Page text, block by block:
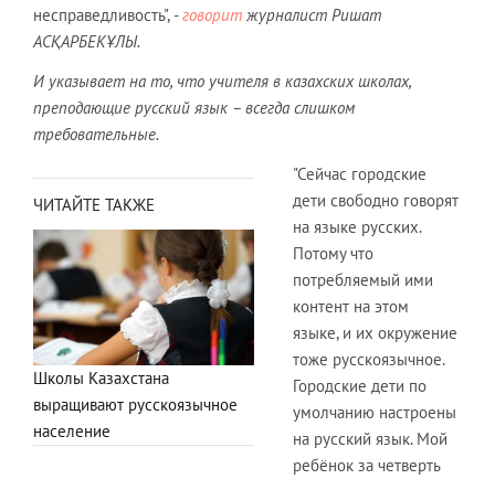
несправедливость", -говорит журналист Ришат
АСҚАРБЕКҰЛЫ.
И указывает на то, что учителя в казахских школах,
преподающие русский язык – всегда слишком
требовательные.
ЧИТАЙТЕ ТАКЖЕ
Школы Казахстана
выращивают русскоязычное
население
"Сейчас городские
дети свободно говорят
на языке русских.
Потому что
потребляемый ими
контент на этом
языке, и их окружение
тоже русскоязычное.
Городские дети по
умолчанию настроены
на русский язык. Мой
ребёнок за четверть